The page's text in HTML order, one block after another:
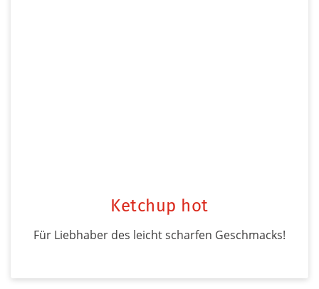
Ketchup hot
Für Liebhaber des leicht scharfen Geschmacks!